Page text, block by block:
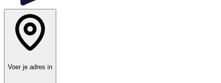
Voer je adres in